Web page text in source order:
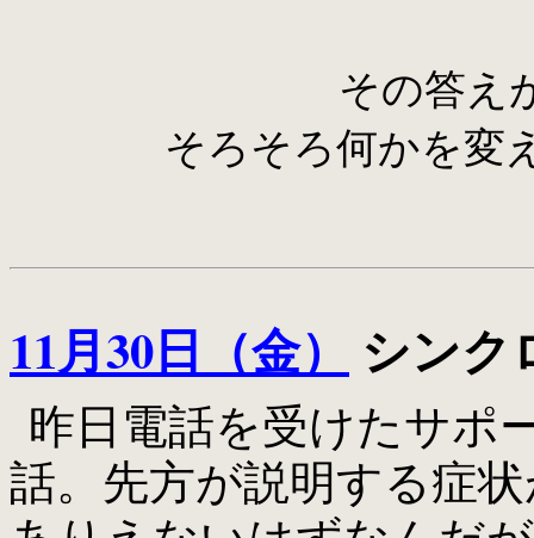
その答え
そろそろ何かを変
11月30日（金） シンク
昨日電話を受けたサポ
話。先方が説明する症